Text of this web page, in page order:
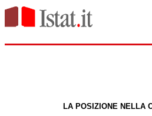
LA POSIZIONE NELLA